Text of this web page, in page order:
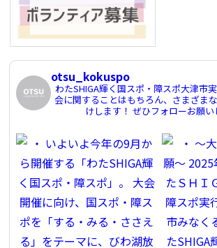
otsu_kokuspo
わたSHIGA輝く国スポ・障スポ大津市
会に関することはもちろん、さまざま
けします！ ぜひフォローお願い